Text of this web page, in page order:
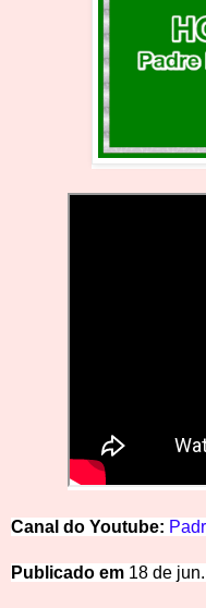
Canal do Youtu be:
Publicado em 18 de